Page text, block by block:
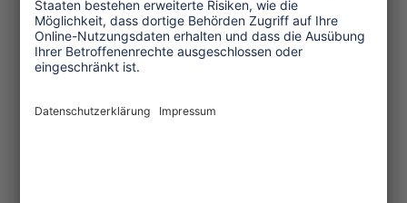
Akzeptanz und Inklusion in der
Gesellschaft.
gemeindebasierten Tourismusprojekten